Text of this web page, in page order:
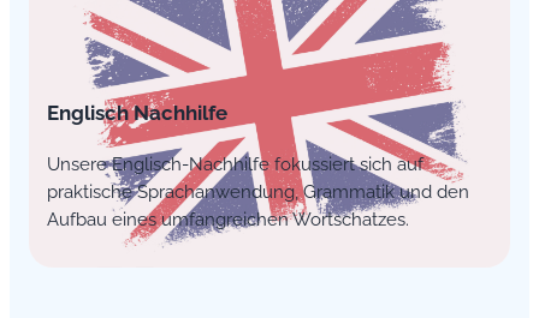
Englisch Nachhilfe
Unsere Englisch-Nachhilfe fokussiert sich auf
praktische Sprachanwendung, Grammatik und den
Aufbau eines umfangreichen Wortschatzes.